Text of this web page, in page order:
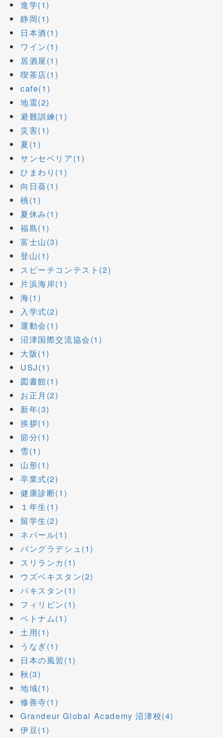
進学(1)
静岡(1)
日本酒(1)
ワイン(1)
居酒屋(1)
喫茶店(1)
cafe(1)
地震(2)
避難訓練(1)
災害(1)
夏(1)
サンセベリア(1)
ひまわり(1)
向日葵(1)
桃(1)
夏休み(1)
福島(1)
富士山(3)
登山(1)
スピーチコンテスト(2)
片浜海岸(1)
海(1)
入学式(2)
運動会(1)
沼津国際交流協会(1)
大阪(1)
USJ(1)
図書館(1)
お正月(2)
新年(3)
挨拶(1)
節分(1)
雪(1)
山形(1)
卒業式(2)
健康診断(1)
１年生(1)
留学生(2)
ネパール(1)
バングラデシュ(1)
スリランカ(1)
ウズベキスタン(2)
パキスタン(1)
フィリピン(1)
ベトナム(1)
土用(1)
うなぎ(1)
日本の風習(1)
秋(3)
地域(1)
修善寺(1)
Grandeur Global Academy 沼津校(4)
伊豆(1)